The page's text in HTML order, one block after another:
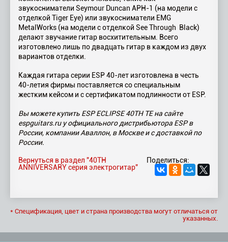
звукосниматели Seymour Duncan APH-1 (на модели с
отделкой Tiger Eye) или звукосниматели EMG
MetalWorks (на модели с отделкой See Through Black)
делают звучание гитар восхитительным. Всего
изготовлено лишь по двадцать гитар в каждом из двух
вариантов отделки.
Каждая гитара серии ESP 40-лет изготовлена в честь
40-летия фирмы поставляется со специальным
жестким кейсом и с сертификатом подлинности от ESP.
Вы можете купить ESP ECLIPSE 40TH TE на сайте
espguitars.ru у официального дистрибьютора ESP в
России, компании Аваллон, в Москве и с доставкой по
России.
Поделиться:
Вернуться в раздел "40TH
ANNIVERSARY серия электрогитар"
* Спецификация, цвет и страна производства могут отличаться от
указанных.